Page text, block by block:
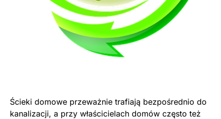
Ścieki domowe przeważnie trafiają bezpośrednio do
kanalizacji, a przy właścicielach domów często też